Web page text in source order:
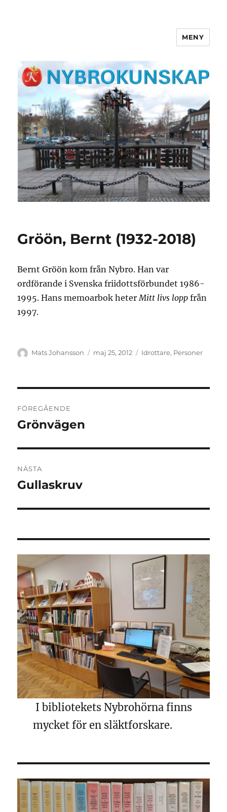
MENY
Gröön, Bernt (1932-2018)
Bernt Gröön kom från Nybro. Han var
ordförande i Svenska friidottsförbundet 1986-
1995. Hans memoarbok heterMitt livs lopp från
1997.
Författare
Mats Johansson
Publicerat
maj 25, 2012 Kategorier
Idrottare, Personer
FÖREGÅENDE
Föregående
Grönvägen
NÄSTA
Nästa
Gullaskruv
I bibliotekets Nybrohörna finns
mycket för en släktforskare.